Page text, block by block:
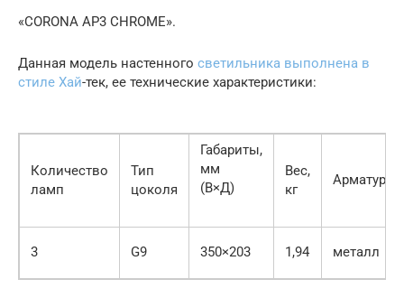
«CORONA AP3 CHROME».
Данная модель настенного светильника выполнена в
стиле Хай-тек, ее технические характеристики:
Количество
ламп
Тип
цоколя
Габариты,
мм
(В×Д)
Вес,
кг
Арматура
3 G9 350×203 1,94 металл